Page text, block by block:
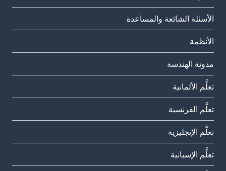
الأسئلة الشائعة والمساعدة
الأنظمة
مدونة الهندسة
تعلَّم الألمانية
تعلَّم الفرنسية
تعلَّم الإنجليزية
تعلَّم الإسبانية